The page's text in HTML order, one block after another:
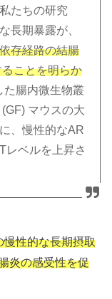
たちの研究
長期暴露が、
存経路の結腸
ことを明らか
た腸内微生物叢
マウスの大
、慢性的なAR
レベルを上昇さ
慢性的な長期摂取
炎の感受性を促